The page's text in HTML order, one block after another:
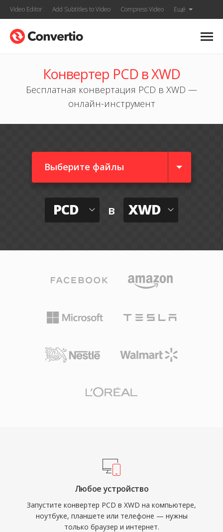
Video Editor Add Subtitles to Video Compress Video Ещё
Конвертер PCD в XWD
Бесплатная конвертация PCD в XWD —
онлайн-инструмент
Выберите файлы
PCD в XWD
Любое устройство
Запустите конвертер PCD в XWD на компьютере,
ноутбуке, планшете или телефоне — нужны
только браузер и интернет.